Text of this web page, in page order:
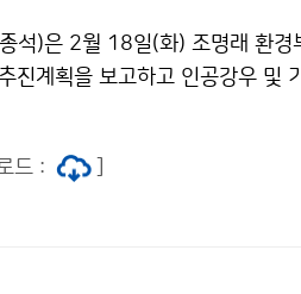
석)은 2월 18일(화) 조명래 환경
계획을 보고하고 인공강우 및
드 :